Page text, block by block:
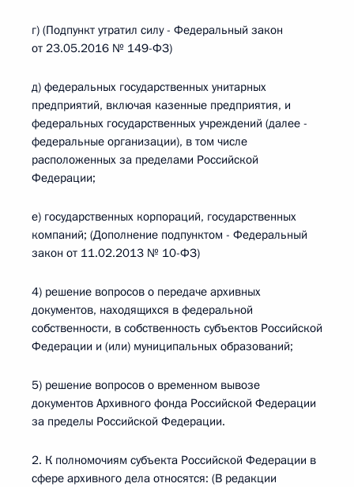
г) (Подпункт утратил силу - Федеральный закон
от 23.05.2016 № 149-ФЗ)
д) федеральных государственных унитарных
предприятий, включая казенные предприятия, и
федеральных государственных учреждений (далее -
федеральные организации), в том числе
расположенных за пределами Российской
Федерации;
е) государственных корпораций, государственных
компаний; (Дополнение подпунктом - Федеральный
закон от 11.02.2013 № 10-ФЗ)
4) решение вопросов о передаче архивных
документов, находящихся в федеральной
собственности, в собственность субъектов Российской
Федерации и (или) муниципальных образований;
5) решение вопросов о временном вывозе
документов Архивного фонда Российской Федерации
за пределы Российской Федерации.
2. К полномочиям субъекта Российской Федерации в
сфере архивного дела относятся: (В редакции